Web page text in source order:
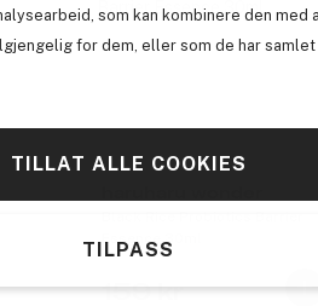
som kan kombinere den med
for dem, eller som de har samlet
TILLAT ALLE COOKIES
TILPASS
159 kr